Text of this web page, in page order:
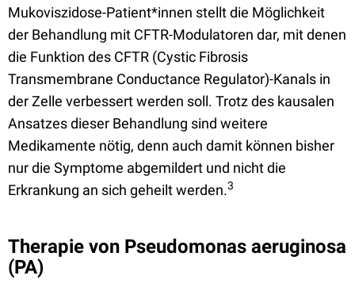
Mukoviszidose-Patient*innen stellt die Möglichkeit
der Behandlung mit CFTR-Modulatoren dar, mit denen
die Funktion des CFTR (Cystic Fibrosis
Transmembrane Conductance Regulator)-Kanals in
der Zelle verbessert werden soll. Trotz des kausalen
Ansatzes dieser Behandlung sind weitere
Medikamente nötig, denn auch damit können bisher
nur die Symptome abgemildert und nicht die
Erkrankung an sich geheilt werden.3
Therapie von Pseudomonas aeruginosa
(PA)